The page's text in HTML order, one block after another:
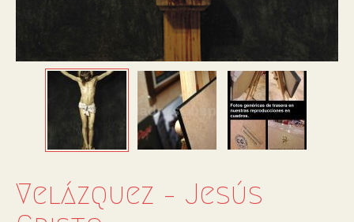
Velázquez – Jesús